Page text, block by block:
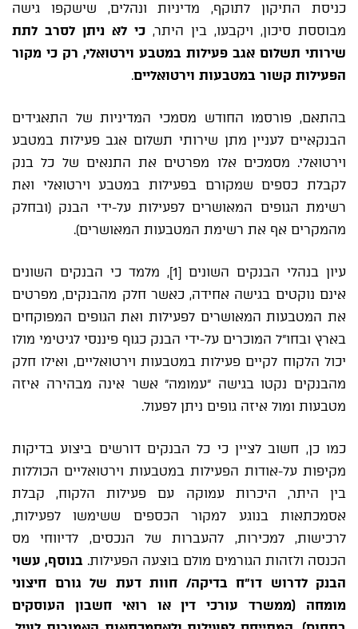
כניסת התיקון לתוקף, מדיניות ונהלים, שישקפו גישה
מבוססת סיכון, ויקבעו, בין היתר, כי לא ניתן לסרב לתת
שירותי תשלום אגב פעילות במטבע וירטואלי, רק כי מקור
הפעילות קשור במטבעות וירטואליים.
בהתאם, פורסמו החודש מסמכי המדיניות של התאגידים
הבנקאיים לעניין מתן שירותי תשלום אגב פעילות במטבע
וירטואלי. מסמכים אלו מפרטים את התנאים של כל בנק
לקבלת כספים שמקורם בפעילות במטבע וירטואלי ואת
רשימת הגופים המאושרים לפעילות על-ידי הבנק (ובחלק
מהמקרים אף את רשימת המטבעות המאושרים).
עיון בנהלי הבנקים השונים [1] , מלמד כי הבנקים השונים
אינם נוקטים בגישה אחידה, כאשר חלק מהבנקים, מפרטים
את המטבעות המאושרים לפעילות ואת הגופים המפוקחים
בארץ ובחו"ל המוכרים על-ידי הבנק כגוף פיננסי לגיטימי מולו
יכול הלקוח לקיים פעילות במטבעות וירטואליים, ואילו חלק
מהבנקים נקטו בגישה "עמומה" אשר אינה מבהירה איזה
מטבעות ומול איזה גופים ניתן לפעול.
כמו כן, חשוב לציין כי כל הבנקים דורשים ביצוע בדיקות
מקיפות על-אודות הפעילות במטבעות וירטואליים הכוללות
בין היתר, היכרות עמוקה עם פעילות הלקוח, קבלת
אסמכתאות בנוגע למקור הכספים ששימשו לפעילות,
לרכישות, למכירות, להעברות של הנכסים, לדיווחי מס
הכנסה ולזהות הגורמים מולם בוצעה הפעילות. בנוסף, עשוי
הבנק לדרוש דו"ח בדיקה/ חוות דעת של גורם חיצוני
מומחה (ממשרד עורכי דין או רואי חשבון העוסקים